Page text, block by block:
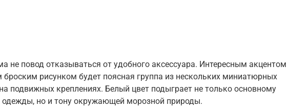
не повод отказываться от удобного аксессуара. Интересным акцентом
рисунком будет поясная группа из нескольких миниатюрных
подвижных креплениях. Белый цвет подыграет не только основному
одежды, но и тону окружающей морозной природы.